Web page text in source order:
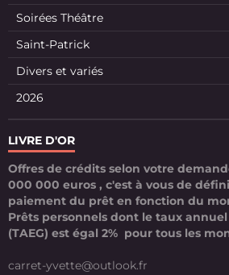
Soirées Théâtre
Saint-Patrick
Divers et variés
2026
LIVRE D'OR
Offres de crédits selon votre
000 000 euros , c'est à vous de
paiement du prêt en fonction du
Prêts personnels dont le taux
(TAEG) est égal 2% pour tous les
carret-yvette@outlook.fr